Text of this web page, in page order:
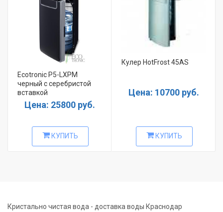
Ecotronic P5-LXPM
черный с серебристой
вставкой
Цена: 25800 руб.
КУПИТЬ
Кулер HotFrost 45AS
Цена: 10700 руб.
КУПИТЬ
Кристально чистая вода - доставка воды Краснодар